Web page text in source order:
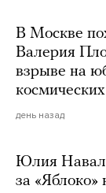
В Москве
Валерия
взрыве на
день назад
Юлия
за «Яблоко»